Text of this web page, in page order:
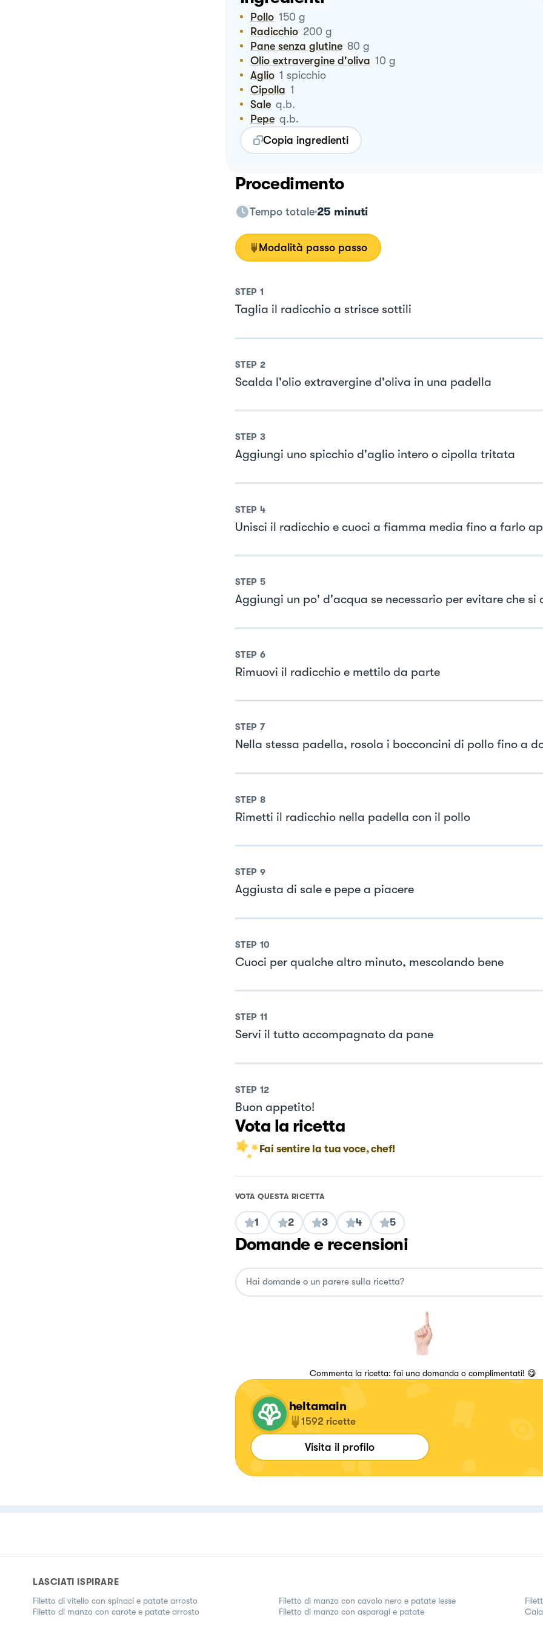
Pollo 150 g
Radicchio 200 g
Pane senza glutine 80 g
Olio extravergine d'oliva 10 g
Aglio 1 spicchio
Cipolla 1
Sale q.b.
Pepe q.b.
Copia ingredienti
Procedimento
Tempo totale 25 minuti
Modalità passo passo
STEP 1
Taglia il radicchio a strisce sottili
STEP 2
Scalda l'olio extravergine d'oliva in una padella
STEP 3
Aggiungi uno spicchio d'aglio intero o cipolla tritata
STEP 4
Unisci il radicchio e cuoci a fiamma media fino a farlo
STEP 5
Aggiungi un po' d'acqua se necessario per evitare che si
STEP 6
Rimuovi il radicchio e mettilo da parte
STEP 7
Nella stessa padella, rosola i bocconcini di pollo fino a
STEP 8
Rimetti il radicchio nella padella con il pollo
STEP 9
Aggiusta di sale e pepe a piacere
STEP 10
Cuoci per qualche altro minuto, mescolando bene
STEP 11
Servi il tutto accompagnato da pane
STEP 12
Buon appetito!
Vota la ricetta
Fai sentire la tua voce, chef!
VOTA QUESTA RICETTA
1 2 3 4 5
Domande e recensioni
Commenta la ricetta: fai una domanda o complimentati! 😋
heltamain
1592 ricette
Visita il profilo
LASCIATI ISPIRARE
Filetto di vitello con spinaci e patate arrosto
Filetto di manzo con carote e patate arrosto
Filetto di manzo con cavolo nero e patate lesse
Filetto di manzo con asparagi e patate